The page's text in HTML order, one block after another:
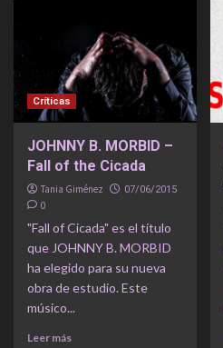
Críticas
JOHNNY B. MORBID –
Fall of the Cicada
Tania Giménez 07/06/2015
0
"Fall of Cicada" es el título
que JOHNNY B. MORBID
ha elegido para su nueva
obra de estudio. Este
músico...
Leer más